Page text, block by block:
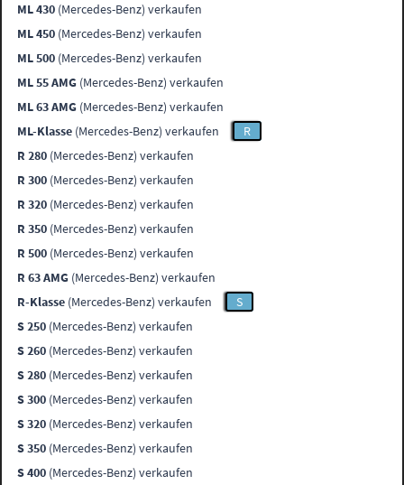
ML 430 (Mercedes-Benz) verkaufen
ML 450 (Mercedes-Benz) verkaufen
ML 500 (Mercedes-Benz) verkaufen
ML 55 AMG (Mercedes-Benz) verkaufen
ML 63 AMG (Mercedes-Benz) verkaufen
ML-Klasse (Mercedes-Benz) verkaufen
R
R 280 (Mercedes-Benz) verkaufen
R 300 (Mercedes-Benz) verkaufen
R 320 (Mercedes-Benz) verkaufen
R 350 (Mercedes-Benz) verkaufen
R 500 (Mercedes-Benz) verkaufen
R 63 AMG (Mercedes-Benz) verkaufen
R-Klasse (Mercedes-Benz) verkaufen
S
S 250 (Mercedes-Benz) verkaufen
S 260 (Mercedes-Benz) verkaufen
S 280 (Mercedes-Benz) verkaufen
S 300 (Mercedes-Benz) verkaufen
S 320 (Mercedes-Benz) verkaufen
S 350 (Mercedes-Benz) verkaufen
S 400 (Mercedes-Benz) verkaufen